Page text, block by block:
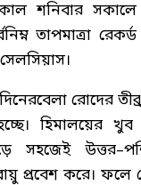
শনিবার সকালে
তাপমাত্রা
রোদের
হিমালয়ের খুব
সহজেই
প্রবেশ করে। ফলে